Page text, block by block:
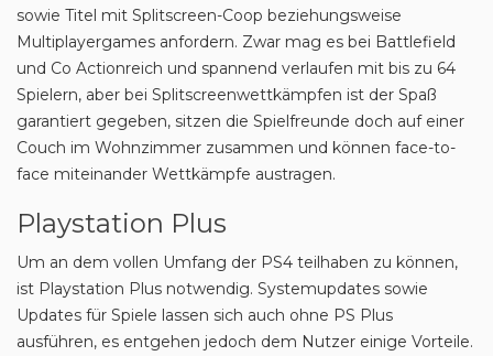
sowie Titel mit Splitscreen-Coop beziehungsweise
Multiplayergames anfordern. Zwar mag es bei Battlefield
und Co Actionreich und spannend verlaufen mit bis zu 64
Spielern, aber bei Splitscreenwettkämpfen ist der Spaß
garantiert gegeben, sitzen die Spielfreunde doch auf einer
Couch im Wohnzimmer zusammen und können face-to-
face miteinander Wettkämpfe austragen.
Playstation Plus
Um an dem vollen Umfang der PS4 teilhaben zu können,
ist Playstation Plus notwendig. Systemupdates sowie
Updates für Spiele lassen sich auch ohne PS Plus
ausführen, es entgehen jedoch dem Nutzer einige Vorteile.